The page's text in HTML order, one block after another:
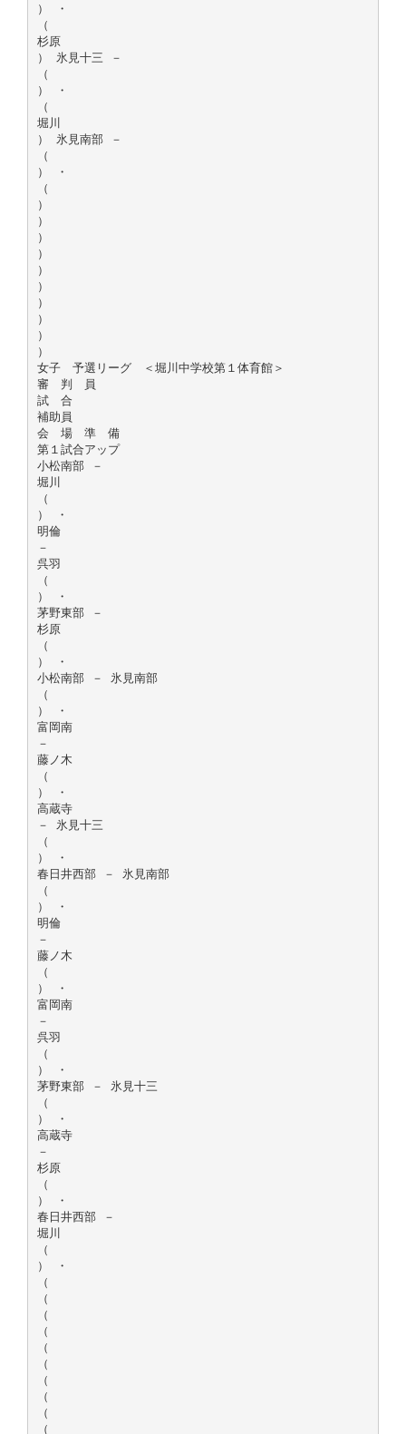
） ・
（
杉原
） 氷見十三 －
（
） ・
（
堀川
） 氷見南部 －
（
） ・
（
）
）
）
）
）
）
）
）
）
）
女子 予選リーグ ＜堀川中学校第１体育館＞
審 判 員
試 合
補助員
会 場 準 備
第１試合アップ
小松南部 －
堀川
（
） ・
明倫
－
呉羽
（
） ・
茅野東部 －
杉原
（
） ・
小松南部 － 氷見南部
（
） ・
富岡南
－
藤ノ木
（
） ・
高蔵寺
－ 氷見十三
（
） ・
春日井西部 － 氷見南部
（
） ・
明倫
－
藤ノ木
（
） ・
富岡南
－
呉羽
（
） ・
茅野東部 － 氷見十三
（
） ・
高蔵寺
－
杉原
（
） ・
春日井西部 －
堀川
（
） ・
（
（
（
（
（
（
（
（
（
（